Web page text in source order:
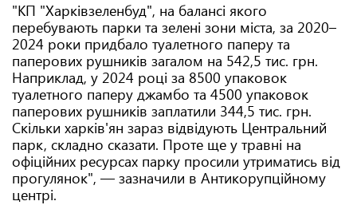
"КП "Харківзеленбуд", на балансі якого
перебувають парки та зелені зони міста, за 2020–
2024 роки придбало туалетного паперу та
паперових рушників загалом на 542,5 тис. грн.
Наприклад, у 2024 році за 8500 упаковок
туалетного паперу джамбо та 4500 упаковок
паперових рушників заплатили 344,5 тис. грн.
Скільки харків'ян зараз відвідують Центральний
парк, складно сказати. Проте ще у травні на
офіційних ресурсах парку просили утриматись від
прогулянок", — зазначили в Антикорупційному
центрі.